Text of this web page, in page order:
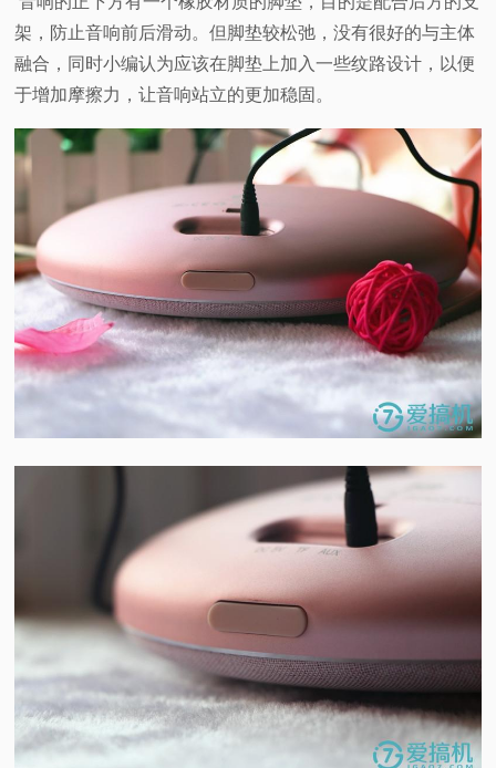
架，防止音响前后滑动。但脚垫较松弛，没有很好的与主体
融合，同时小编认为应该在脚垫上加入一些纹路设计，以便
于增加摩擦力，让音响站立的更加稳固。